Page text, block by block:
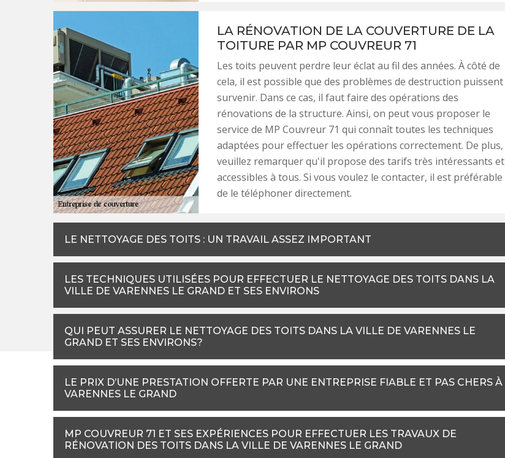
LA RÉNOVATION DE LA COUVERTURE DE LA
TOITURE PAR MP COUVREUR 71
Les toits peuvent perdre leur éclat au fil des années. À côté de
cela, il est possible que des problèmes de destruction puissent
survenir. Dans ce cas, il faut faire des opérations des
rénovations de la structure. Ainsi, on peut vous proposer le
service de MP Couvreur 71 qui connaît toutes les techniques
adaptées pour effectuer les opérations correctement. De plus,
veuillez remarquer qu'il propose des tarifs très intéressants et
accessibles à tous. Si vous voulez le contacter, il est préférable
de le téléphoner directement.
LE NETTOYAGE DES TOITS : UN TRAVAIL ASSEZ IMPORTANT
LES TECHNIQUES UTILISÉES POUR EFFECTUER LE NETTOYAGE DES TOITS DANS LA
VILLE DE VARENNES LE GRAND ET SES ENVIRONS
QUI PEUT ASSURER LE NETTOYAGE DES TOITS DANS LA VILLE DE VARENNES LE
GRAND ET SES ENVIRONS?
LE PRIX D’UNE PRESTATION OFFERTE PAR UNE ENTREPRISE FIABLE ET PAS CHERS À
VARENNES LE GRAND
MP COUVREUR 71 ET SES EXPÉRIENCES POUR EFFECTUER LES TRAVAUX DE
RÉNOVATION DES TOITS DANS LA VILLE DE VARENNES LE GRAND